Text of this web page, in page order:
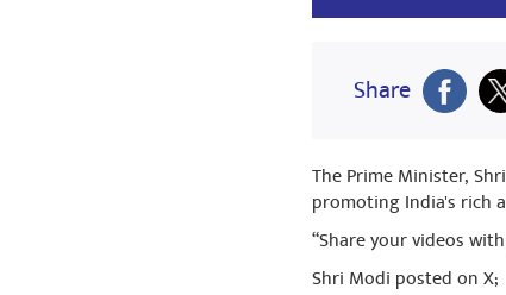
Share
The Prime Minister,
promoting India's rich
“Share your videos
Shri Modi posted on X;